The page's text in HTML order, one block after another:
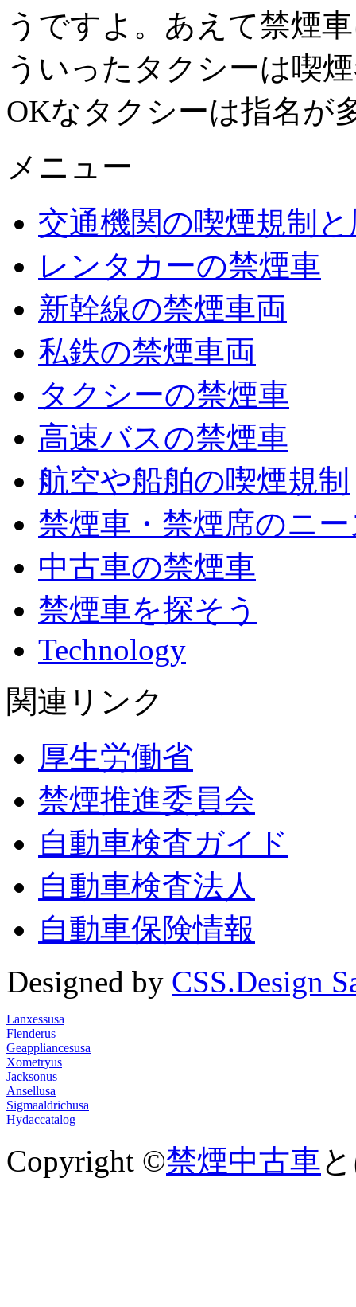
うですよ。あえて禁煙
ういったタクシーは喫
OKなタクシーは指名が
メニュー
交通機関の喫煙規制
レンタカーの禁煙車
新幹線の禁煙車両
私鉄の禁煙車両
タクシーの禁煙車
高速バスの禁煙車
航空や船舶の喫煙規制
禁煙車・禁煙席のニ
中古車の禁煙車
禁煙車を探そう
Technology
関連リンク
厚生労働省
禁煙推進委員会
自動車検査ガイド
自動車検査法人
自動車保険情報
Designed by CSS.Design
Lanxessusa
Flenderus
Geappliancesusa
Xometryus
Jacksonus
Ansellusa
Sigmaaldrichusa
Hydaccatalog
Copyright ©禁煙中古車